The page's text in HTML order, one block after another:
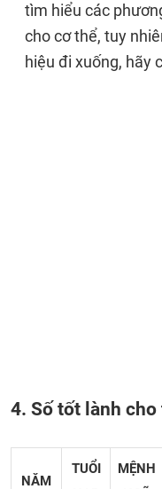
tìm hiểu các
cho cơ thể, tuy
hiệu đi xuống, hãy
4. Số tốt lành
NĂM
TUỔI
MỆNH